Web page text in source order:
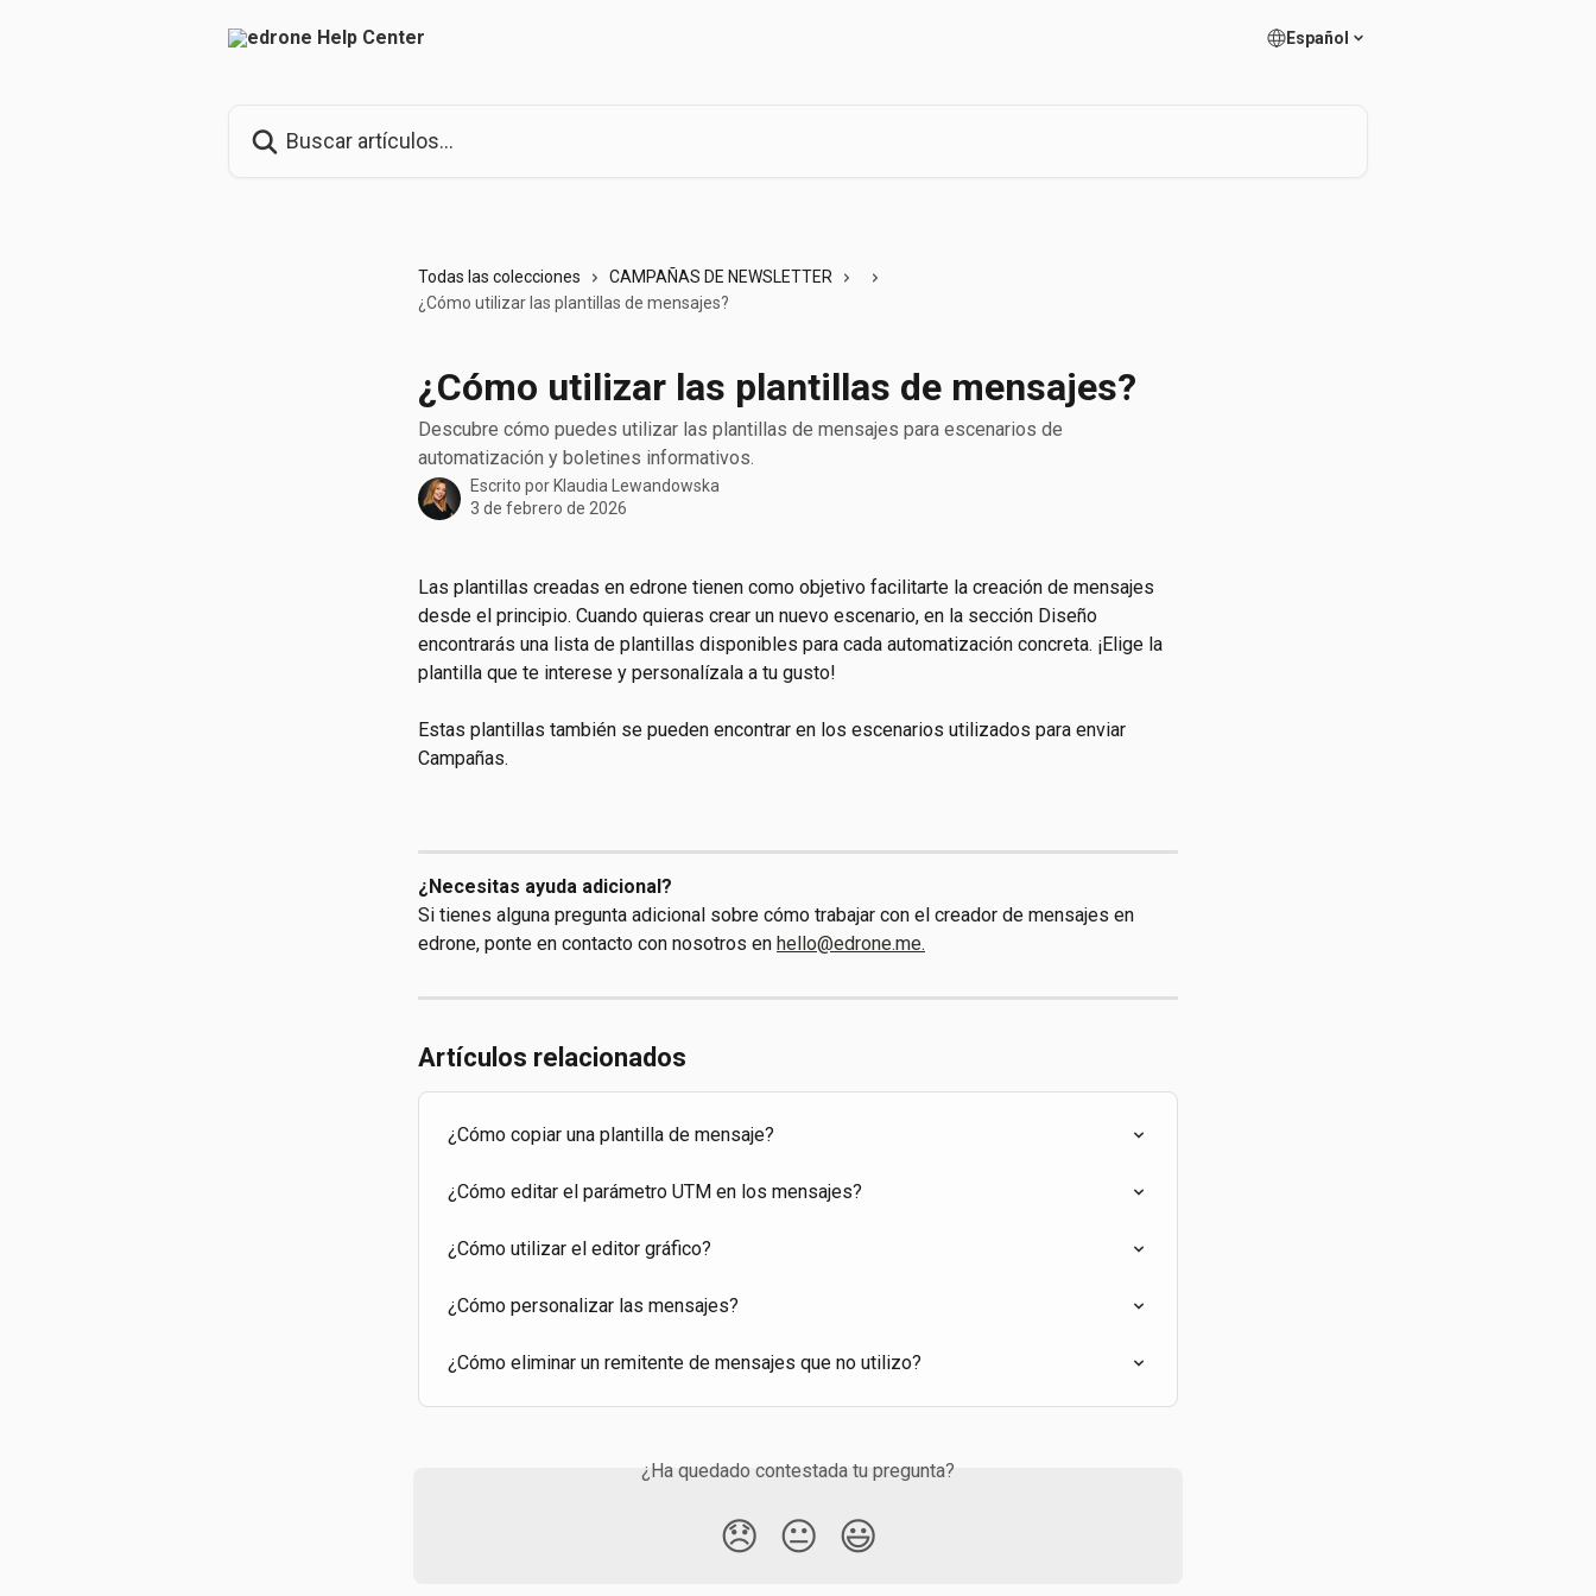
Español
Todas las colecciones
CAMPAÑAS DE NEWSLETTER
¿Cómo utilizar las plantillas de mensajes?
¿Cómo utilizar las plantillas de mensajes?
Descubre cómo puedes utilizar las plantillas de mensajes para escenarios de
automatización y boletines informativos.
Escrito por Klaudia Lewandowska
3 de febrero de 2026
Las plantillas creadas en edrone tienen como objetivo facilitarte la creación de mensajes
desde el principio. Cuando quieras crear un nuevo escenario, en la sección Diseño
encontrarás una lista de plantillas disponibles para cada automatización concreta. ¡Elige la
plantilla que te interese y personalízala a tu gusto!
Estas plantillas también se pueden encontrar en los escenarios utilizados para enviar
Campañas.
¿Necesitas ayuda adicional?
Si tienes alguna pregunta adicional sobre cómo trabajar con el creador de mensajes en
edrone, ponte en contacto con nosotros en hello@edrone.me.
Artículos relacionados
¿Cómo copiar una plantilla de mensaje?
¿Cómo editar el parámetro UTM en los mensajes?
¿Cómo utilizar el editor gráfico?
¿Cómo personalizar las mensajes?
¿Cómo eliminar un remitente de mensajes que no utilizo?
¿Ha quedado contestada tu pregunta?
😞 😐 😃